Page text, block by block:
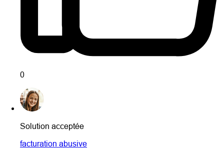
0
Solution acceptée
facturation abusive